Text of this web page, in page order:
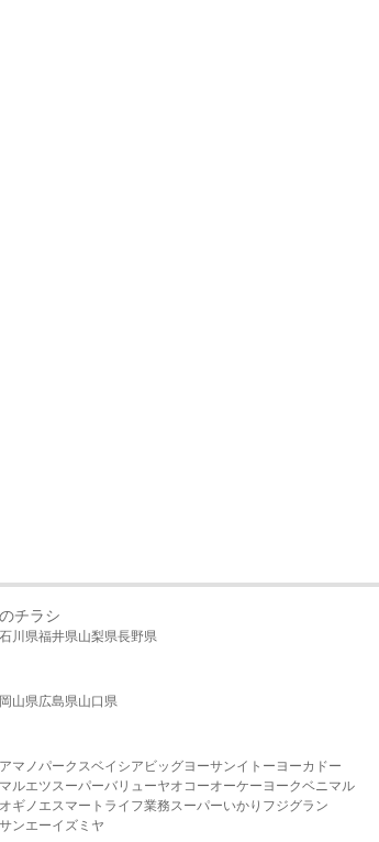
チラシ
石川県福井県山梨県長野県
岡山県広島県山口県
アマノパークスベイシア ビッグヨーサンイトーヨーカドー
マルエツスーパーバリューヤオコーオーケー ヨークベニマル
オギノ エスマート ライフ業務スーパーいかり フジグラン
サンエーイズミヤ